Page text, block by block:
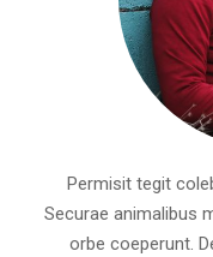
Permisit tegit
Securae animalibus
orbe coeperunt.